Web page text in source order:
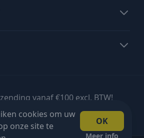
cookies om uw
onze site te
OK
Meer info
vanaf €100 excl. BTW!